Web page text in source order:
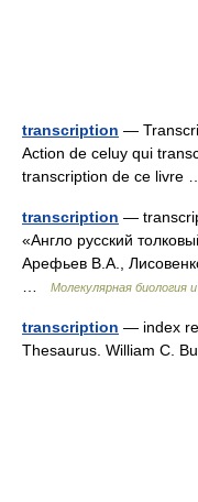
transcription —
Action de celuy qui
transcription de ce livre
transcription —
«Англо русский
Арефьев В.А.,
Молекулярная биология
transcription — index
Thesaurus. William C.